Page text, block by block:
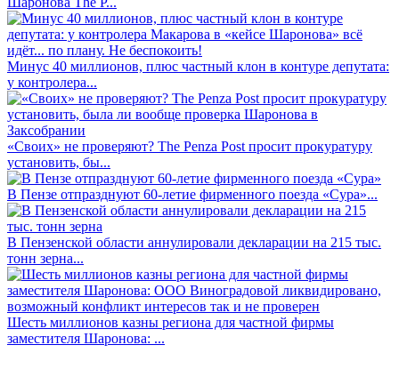
Минус 40 миллионов, плюс частный клон в контуре депутата:
у контролера...
«Своих» не проверяют? The Penza Post просит прокуратуру
установить, бы...
В Пензе отпразднуют 60-летие фирменного поезда «Сура»...
В Пензенской области аннулировали декларации на 215 тыс.
тонн зерна...
Шесть миллионов казны региона для частной фирмы
заместителя Шаронова: ...